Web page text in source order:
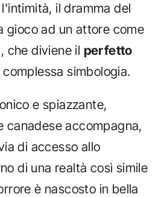
il dramma del
gioco ad un attore come
che diviene il perfetto
simbologia.
e spiazzante,
canadese accompagna,
di accesso allo
di una realtà così simile
è nascosto in bella